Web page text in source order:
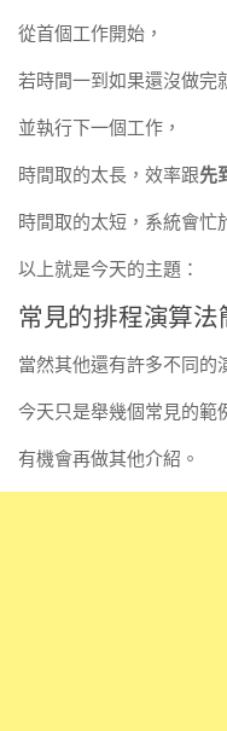
從首個工作開始，
若時間一到如果還沒做完
並執行下一個工作，
時間取的太長，效率跟先
時間取的太短，系統會忙
以上就是今天的主題：
常見的排程演算法
當然其他還有許多不同的
今天只是舉幾個常見的範
有機會再做其他介紹。